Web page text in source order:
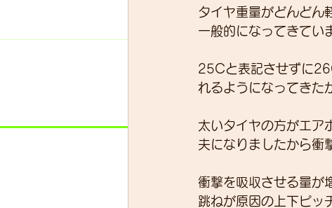
タイヤ重量がどんどん
一般的になってきてい
25Cと表記させずに
れるようになってきた
太いタイヤの方がエア
夫になりましたから衝
衝撃を吸収させる量が
跳ねが原因の上下ピッ